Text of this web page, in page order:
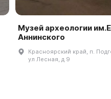
Музей археологии
Аннинского
Красноярский край, п.
ул Лесная, д 9